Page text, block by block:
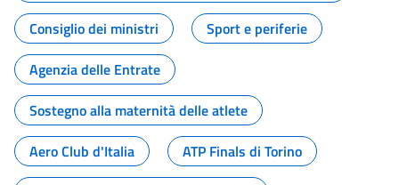
Consiglio dei ministri
Sport e periferie
Agenzia delle Entrate
Sostegno alla maternità delle atlete
Aero Club d'Italia
ATP Finals di Torino